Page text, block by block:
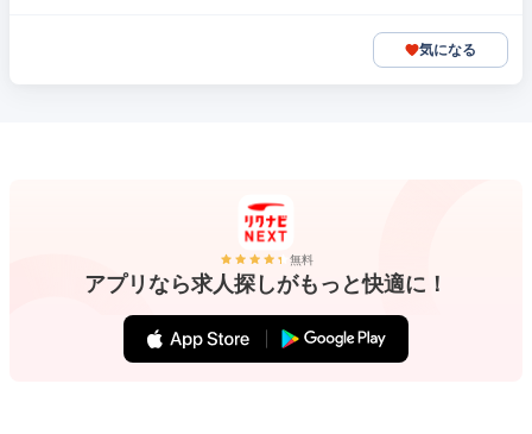
気になる
無料
アプリなら求人探しがもっと快適に！